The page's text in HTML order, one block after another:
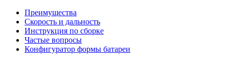
Преимущества
Скорость и дальность
Инструкция по сборке
Частые вопросы
Конфигуратор формы батареи